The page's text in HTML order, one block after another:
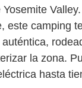
este camping
la zona.
hasta